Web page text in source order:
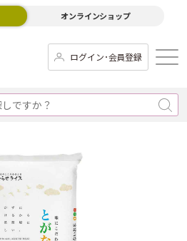
オンラインショップ
ログイン･会員登録